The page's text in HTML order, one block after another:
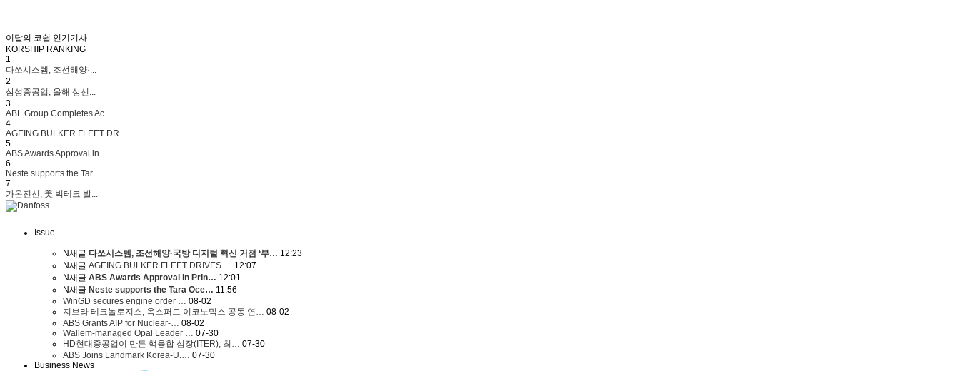
이달의 코쉽 인기기사
KORSHIP RANKING
1
다쏘시스템, 조선해양·...
2
삼성중공업, 올해 상선...
3
ABL Group Completes Ac...
4
AGEING BULKER FLEET DR...
5
ABS Awards Approval in...
6
Neste supports the Tar...
7
가온전선, 美 빅테크 발...
Issue
N새글 다쏘시스템, 조선해양·국방 디지털 혁신 거점 ‘부… 12:23
N새글 AGEING BULKER FLEET DRIVES … 12:07
N새글 ABS Awards Approval in Prin… 12:01
N새글 Neste supports the Tara Oce… 11:56
WinGD secures engine order … 08-02
지브라 테크놀로지스, 옥스퍼드 이코노믹스 공동 연… 08-02
ABS Grants AIP for Nuclear-… 08-02
Wallem-managed Opal Leader … 07-30
HD현대중공업이 만든 핵융합 심장(ITER), 최… 07-30
ABS Joins Landmark Korea-U.… 07-30
Business News